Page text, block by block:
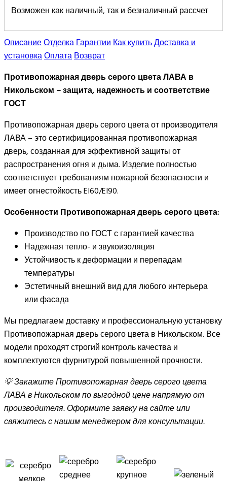
Возможен как наличный, так и безналичный рассчет
ОписаниеОтделкаГарантииКак купитьДоставка и
установкаОплатаВозврат
Противопожарная дверь серого цвета ЛАВА в
Никольском – защита, надежность и соответствие
ГОСТ
Противопожарная дверь серого цвета от производителя
ЛАВА – это сертифицированная противопожарная
дверь, созданная для эффективной защиты от
распространения огня и дыма. Изделие полностью
соответствует требованиям пожарной безопасности и
имеет огнестойкость EI60/EI90.⠀
Особенности Противопожарная дверь серого цвета:
Производство по ГОСТ с гарантией качества
Надежная тепло- и звукоизоляция
Устойчивость к деформации и перепадам
температуры
Эстетичный внешний вид для любого интерьера
или фасада
Мы предлагаем доставку и профессиональную установку
Противопожарная дверь серого цвета в Никольском. Все
модели проходят строгий контроль качества и
комплектуются фурнитурой повышенной прочности.
💡 Закажите Противопожарная дверь серого цвета
ЛАВА в Никольском по выгодной цене напрямую от
производителя. Оформите заявку на сайте или
свяжитесь с нашим менеджером для консультации.